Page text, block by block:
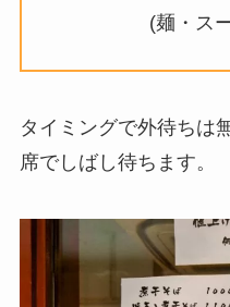
(麺・スープ
タイミングで外待ちは
席でしばし待ちます。